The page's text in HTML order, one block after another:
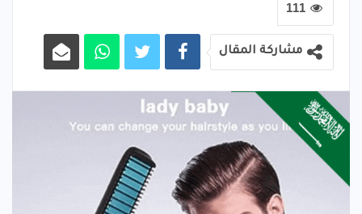
111
مشاركة المقال